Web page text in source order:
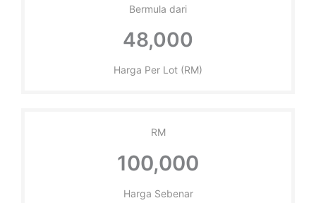
Bermula dari
48,000
Harga Per Lot (RM)
RM
100,000
Harga Sebenar